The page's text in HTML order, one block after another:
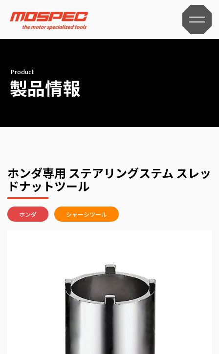
Product
製品情報
ホンダ専用 ステアリングステム スレッ
ドナットツール
ホンダ シャーシツール